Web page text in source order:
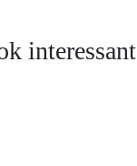
interessant